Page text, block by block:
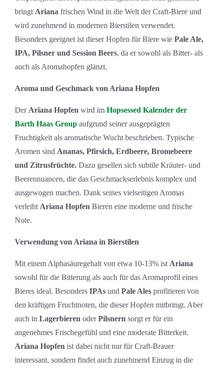
bringt Ariana frischen Wind in die Welt der Craft-Biere und
wird zunehmend in modernen Bierstilen verwendet.
Besonders geeignet ist dieser Hopfen für Biere wie Pale Ale,
IPA, Pilsner und Session Beers, da er sowohl als Bitter- als
auch als Aromahopfen glänzt.
Aroma und Geschmack von Ariana Hopfen
Der Ariana Hopfen wird im Hopsessed Kalender der
Barth Haas Group aufgrund seiner ausgeprägten
Fruchtigkeit als aromatische Wucht beschrieben. Typische
Aromen sind Ananas, Pfirsich, Erdbeere, Bromebeere
und Zitrusfrüchte. Dazu gesellen sich subtile Kräuter- und
Beerennuancen, die das Geschmackserlebnis komplex und
ausgewogen machen. Dank seines vielseitigen Aromas
verleiht Ariana Hopfen Bieren eine moderne und frische
Note.
Verwendung von Ariana in Bierstilen
Mit einem Alphasäuregehalt von etwa 10-13% ist Ariana
sowohl für die Bitterung als auch für das Aromaprofil eines
Bieres ideal. Besonders IPAs und Pale Ales profitieren von
den kräftigen Fruchtnoten, die dieser Hopfen mitbringt. Aber
auch in Lagerbieren oderPilsnern sorgt er für ein
angenehmes Frischegefühl und eine moderate Bitterkeit.
Ariana Hopfen ist dabei nicht nur für Craft-Brauer
interessant, sondern findet auch zunehmend Einzug in die